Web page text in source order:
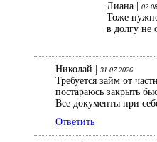
Лиана |
Тоже
в долгу не
Николай | 31.07.2026
Требуется займ от
постараюсь закрыть
Все документы при
Ответить